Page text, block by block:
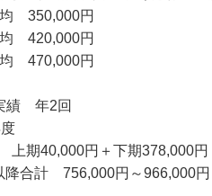
与※早出残業代込み（現場への
　350,000円
　470,000円
績　年2回
度